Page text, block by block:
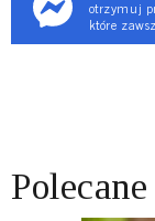
otrzymuj
które